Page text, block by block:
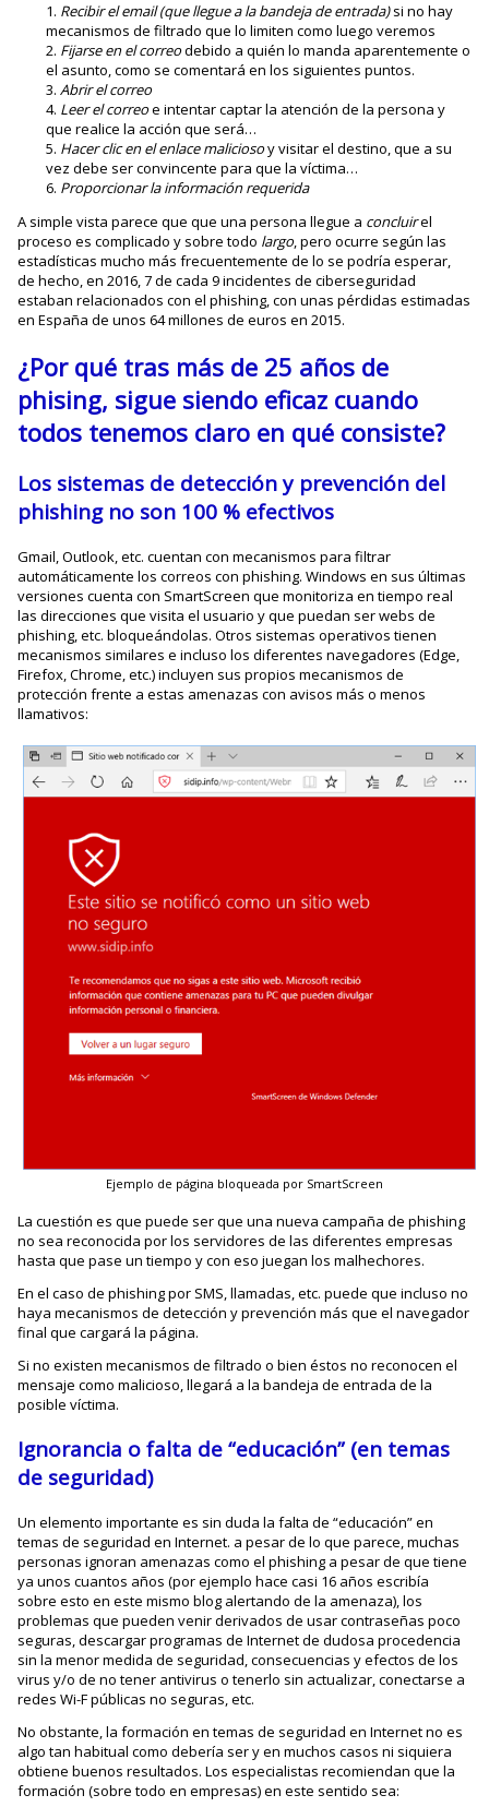
Recibir el email (que llegue a la bandeja de entrada)si no hay
mecanismos de filtrado que lo limiten como luego veremos
Fijarse en el correodebido a quién lo manda aparentemente o
el asunto, como se comentará en los siguientes puntos.
Abrir el correo
Leer el correoe intentar captar la atención de la persona y
que realice la acción que será…
Hacer clic en el enlace maliciosoy visitar el destino, que a su
vez debe ser convincente para que la víctima…
Proporcionar la información requerida
A simple vista parece que que una persona llegue a concluirel
proceso es complicado y sobre todo largo, pero ocurre según las
estadísticas mucho más frecuentemente de lo se podría esperar,
de hecho, en 2016, 7 de cada 9 incidentes de ciberseguridad
estaban relacionados con el phishing, con unas pérdidas estimadas
en España de unos 64 millones de euros en 2015.
¿Por qué tras más de 25 años de
phising, sigue siendo eficaz cuando
todos tenemos claro en qué consiste?
Los sistemas de detección y prevención del
phishing no son 100 % efectivos
Gmail, Outlook, etc. cuentan con mecanismos para filtrar
automáticamente los correos con phishing. Windows en sus últimas
versiones cuenta con SmartScreen que monitoriza en tiempo real
las direcciones que visita el usuario y que puedan ser webs de
phishing, etc. bloqueándolas. Otros sistemas operativos tienen
mecanismos similares e incluso los diferentes navegadores (Edge,
Firefox, Chrome, etc.) incluyen sus propios mecanismos de
protección frente a estas amenazas con avisos más o menos
llamativos:
Ejemplo de página bloqueada por SmartScreen
La cuestión es que puede ser que una nueva campaña de phishing
no sea reconocida por los servidores de las diferentes empresas
hasta que pase un tiempo y con eso juegan los malhechores.
En el caso de phishing por SMS, llamadas, etc. puede que incluso no
haya mecanismos de detección y prevención más que el navegador
final que cargará la página.
Si no existen mecanismos de filtrado o bien éstos no reconocen el
mensaje como malicioso, llegará a la bandeja de entrada de la
posible víctima.
Ignorancia o falta de “educación” (en temas
de seguridad)
Un elemento importante es sin duda la falta de “educación” en
temas de seguridad en Internet. a pesar de lo que parece, muchas
personas ignoran amenazas como el phishing a pesar de que tiene
ya unos cuantos años (por ejemplo hace casi 16 años escribía
sobre esto en este mismo blog alertando de la amenaza), los
problemas que pueden venir derivados de usar contraseñas poco
seguras, descargar programas de Internet de dudosa procedencia
sin la menor medida de seguridad, consecuencias y efectos de los
virus y/o de no tener antivirus o tenerlo sin actualizar, conectarse a
redes Wi-F públicas no seguras, etc.
No obstante, la formación en temas de seguridad en Internet no es
algo tan habitual como debería ser y en muchos casos ni siquiera
obtiene buenos resultados. Los especialistas recomiendan que la
formación (sobre todo en empresas) en este sentido sea: